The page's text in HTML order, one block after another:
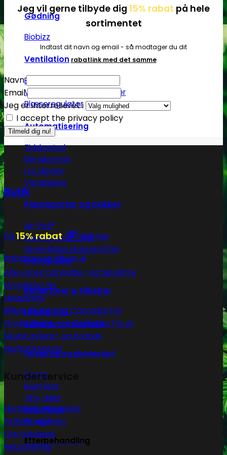
Gødning
Biobizz
Ventilation
Blæsere
Ventilationsrør -og slanger
Blæseregulator
Automatisering
Tidskontrol
Klimakontrol
Lys skinner
Vandkølere
Plantepotter og bakker
Air-Pot®
Plantepotter i stof
Almindelige plantepotter
Plastikbakker
Reflektorer & tilbehør
HPS/MH/CFL
Refleksivt mylar/folie
Forspiring og plantestart
Root!t
Root Riot
Jiffy disks
Eazy Plugs
Grodan
Efterbehandling
Jeg vil gerne tilbyde dig 15% rabat på hele
sortimentet
Indtast dit navn og email - så modtager du dit
rabatlink med det samme
Navn
Email
Jeg er interreseret i
I accept the privacy policy
Butik
Få 15% rabat 💸Klik her
Rabatter og tilbud 💰
Alle vores Cannabis -og Skunkfrø
Groudstyr
Headshop
Billige Skunk -og Cannabis frø
Gratis Skunk -og Cannabis frø 🌿
Skunk avlere- og brands
Narkotikatests
Kunderservice
Handelsbetingelser
Artikler og blog
Om Subseed
Returnering